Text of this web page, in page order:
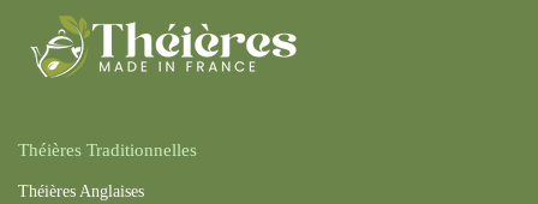
Théières Traditionnelles
Théières Anglaises